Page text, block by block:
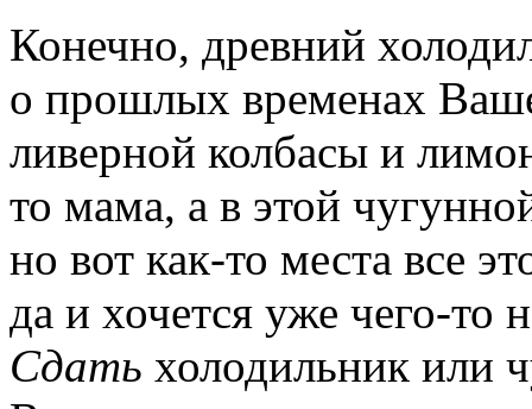
Конечно, древний
о прошлых временах
ливерной колбасы и
то мама, а в этой
но вот как-то места все
да и хочется уже чего-то
Сдать холодильник или